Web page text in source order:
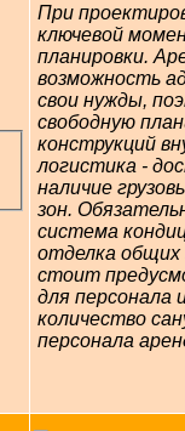
При
ключевой
планировки.
возможность
свои нужды,
свободную
конструкций
логистика -
наличие
зон.
система
отделка общих
стоит
для персонала
количество
персонала